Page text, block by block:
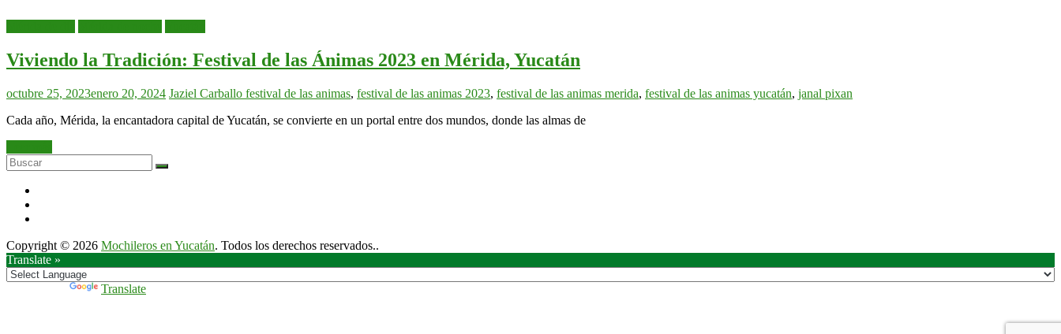
Viviendo la Tradición: Festival de las Ánimas 2023 en Mérida, Yucatán
octubre 25, 2023enero 20, 2024 Jaziel Carballo festival de las animas, festival de las animas 2023, festival de las animas merida, festival de las animas yucatán, janal pixan
Cada año, Mérida, la encantadora capital de Yucatán, se convierte en un portal entre dos mundos, donde las almas de
Copyright © 2026 Mochileros en Yucatán. Todos los derechos reservados..
Translate »
Translate